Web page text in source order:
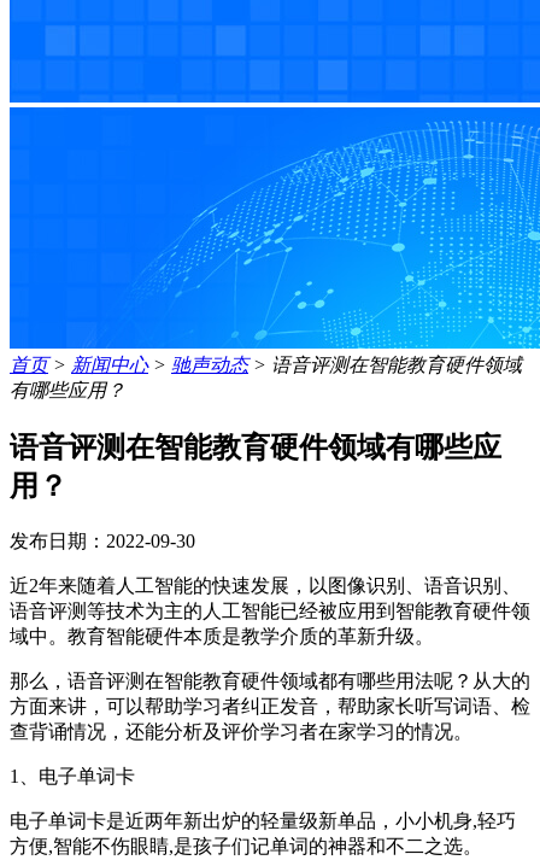
首页> 新闻中心> 驰声动态> 语音评测在智能教育硬件领域
有哪些应用？
语音评测在智能教育硬件领域有哪些应
用？
发布日期：2022-09-30
近2年来随着人工智能的快速发展，以图像识别、语音识别、
语音评测等技术为主的人工智能已经被应用到智能教育硬件领
域中。教育智能硬件本质是教学介质的革新升级。
那么，语音评测在智能教育硬件领域都有哪些用法呢？从大的
方面来讲，可以帮助学习者纠正发音，帮助家长听写词语、检
查背诵情况，还能分析及评价学习者在家学习的情况。
1、电子单词卡
电子单词卡是近两年新出炉的轻量级新单品，小小机身,轻巧
方便,智能不伤眼睛,是孩子们记单词的神器和不二之选。